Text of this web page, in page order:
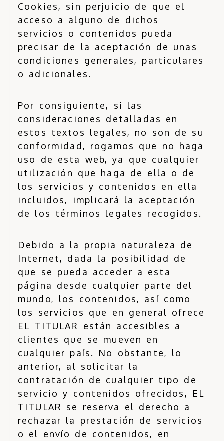
Cookies, sin perjuicio de que el
acceso a alguno de dichos
servicios o contenidos pueda
precisar de la aceptación de unas
condiciones generales, particulares
o adicionales.
Por consiguiente, si las
consideraciones detalladas en
estos textos legales, no son de su
conformidad, rogamos que no haga
uso de esta web, ya que cualquier
utilización que haga de ella o de
los servicios y contenidos en ella
incluidos, implicará la aceptación
de los términos legales recogidos.
Debido a la propia naturaleza de
Internet, dada la posibilidad de
que se pueda acceder a esta
página desde cualquier parte del
mundo, los contenidos, así como
los servicios que en general ofrece
EL TITULAR están accesibles a
clientes que se mueven en
cualquier país. No obstante, lo
anterior, al solicitar la
contratación de cualquier tipo de
servicio y contenidos ofrecidos, EL
TITULAR se reserva el derecho a
rechazar la prestación de servicios
o el envío de contenidos, en